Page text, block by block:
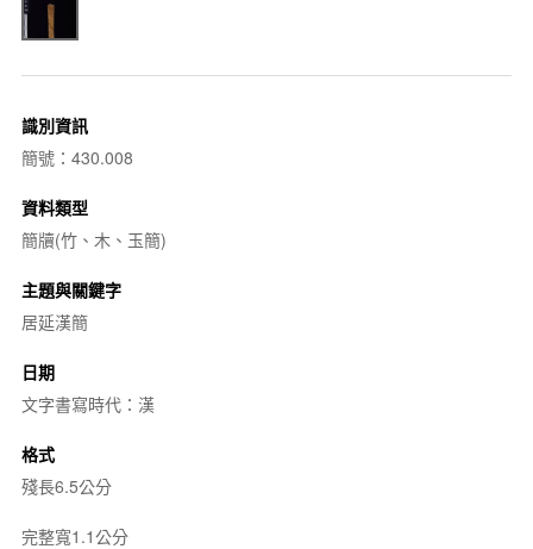
識別資訊
簡號：430.008
資料類型
簡牘(竹、木、玉簡)
主題與關鍵字
居延漢簡
日期
文字書寫時代：漢
格式
殘長6.5公分
完整寬1.1公分